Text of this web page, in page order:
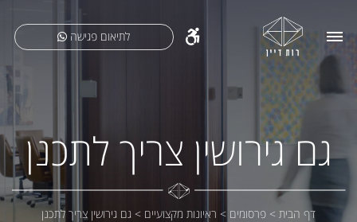
לתיאום פגישה
גם גירושין צריך לתכנן
דף הבית > פרסומים > ראיונות מקצועיים > גם גירושין צריך לתכנן